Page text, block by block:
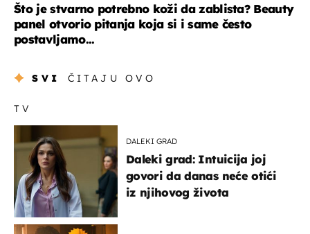
Što je stvarno potrebno koži da zablista? Beauty
panel otvorio pitanja koja si i same često
postavljamo...
SVI ČITAJU OVO
TV
DALEKI GRAD
Daleki grad: Intuicija joj
govori da danas neće otići
iz njihovog života